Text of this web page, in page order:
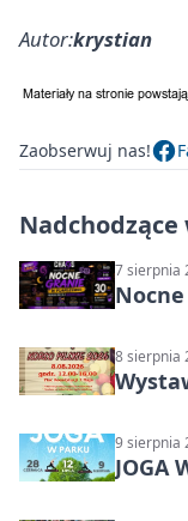
Autor:krystian
Zaobserwuj nas!
7 sierpnia
8 sierpnia
9 sierpnia
JOGA